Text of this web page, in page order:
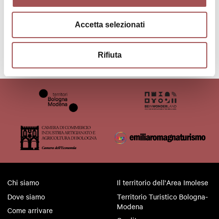
Accetta selezionati
Rifiuta
Aperto tutti i giorni dalle 06.30 alle 13.00
Chiuso la domenica
Chi siamo
Dove siamo
Come arrivare
Il territorio dell'Area Imolese
Territorio Turistico Bologna-
Modena